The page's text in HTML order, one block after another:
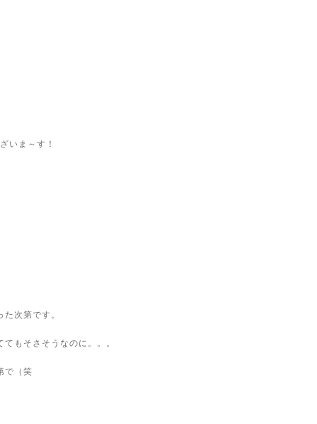
いま～す！
次第です。
もそさそうなのに。。。
で（笑